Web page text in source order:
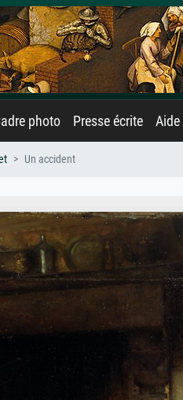
photo Presse écrite Aide
Un accident